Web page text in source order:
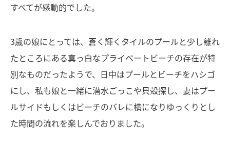
すべてが感動的でした。
3歳の娘にとっては、蒼く輝くタイルのプールと少し離れ
たところにある真っ白なプライベートビーチの存在が特
別なものだったようで、日中はプールとビーチをハシゴ
にし、私も娘と一緒に潜水ごっこや貝殻探し、妻はプー
ルサイドもしくはビーチのバレに横になりゆっくりとし
た時間の流れを楽しんでおりました。